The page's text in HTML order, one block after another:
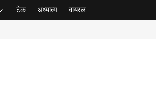
टेक अध्यात्म वायरल